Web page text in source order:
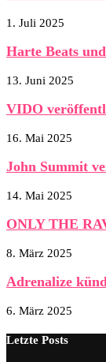
1. Juli 2025
Harte Beats
13. Juni 2025
VIDO
16. Mai 2025
John Summit
14. Mai 2025
ONLY THE
8. März 2025
Adrenalize
6. März 2025
Letzte Posts